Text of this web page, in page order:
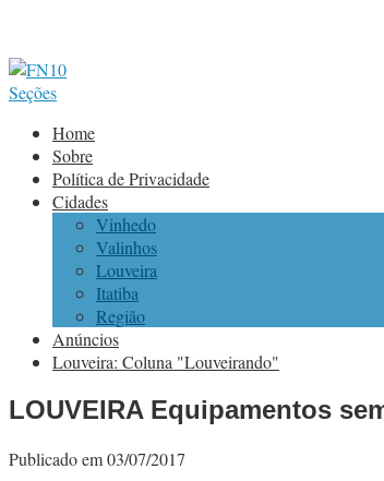
Seções
Home
Sobre
Política de Privacidade
Cidades
Vinhedo
Valinhos
Louveira
Itatiba
Região
Anúncios
Louveira: Coluna "Louveirando"
LOUVEIRA Equipamentos
Publicado em 03/07/2017